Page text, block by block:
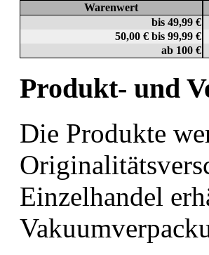
Warenwert
bis 49,99 €
50,00 € bis 99,99 €
ab 100 €
Produkt- und
Die Produkte
Einzelhandel